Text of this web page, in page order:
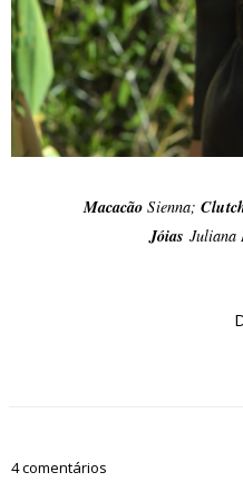
Macacão Sienna;
Jóias Juliana
4 comentários